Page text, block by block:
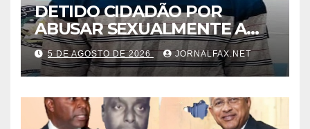
DETIDO CIDADÃO POR
ABUSAR SEXUALMENTE A
CUNHADA MENOR DE IDADE
5 DE AGOSTO DE 2026 JORNALFAX.NET